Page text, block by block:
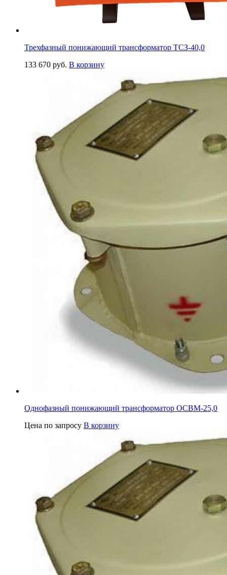
Трехфазный понижающий трансформатор ТСЗ-40,0
133 670 руб. В корзину
Однофазный понижающий трансформатор ОСВМ-25,0
Цена по запросу В корзину